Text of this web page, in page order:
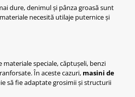
dure, denimul și pânza groasă sunt
necesită utilaje puternice și
speciale, căptușeli, benzi
În aceste cazuri, masini de
să fie adaptate grosimii și structurii